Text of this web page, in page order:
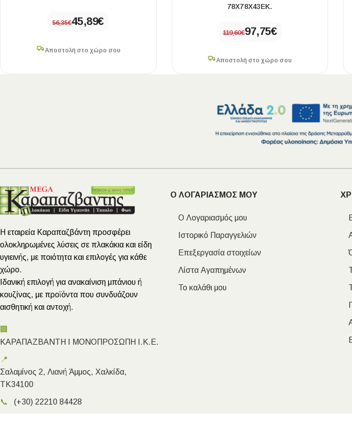
56,35€45,89€
Αποστολή στο χώρο σου
78X78X43ΕΚ.
119,60€97,75€
Αποστολή στο χώρο σου
Η εταιρεία Καραπαζβάντη προσφέρει
ολοκληρωμένες λύσεις σε πλακάκια και είδη
υγιεινής, με ποιότητα και επιλογές για κάθε
χώρο.
Ιδανική επιλογή για ανακαίνιση μπάνιου ή
κουζίνας, με προϊόντα που συνδυάζουν
αισθητική και αντοχή.
🏢
ΚΑΡΑΠΑΖΒΑΝΤΗ Ι ΜΟΝΟΠΡΟΣΩΠΗ Ι.Κ.Ε.
📍
Σαλαμίνος 2, Λιανή Άμμος, Χαλκίδα,
ΤΚ34100
📞 (+30) 22210 84428
Ο ΛΟΓΑΡΙΑΣΜΟΣ ΜΟΥ
Ο Λογαριασμός μου
Ιστορικό Παραγγελιών
Επεξεργασία στοιχείων
Λίστα Αγαπημένων
Το καλάθι μου